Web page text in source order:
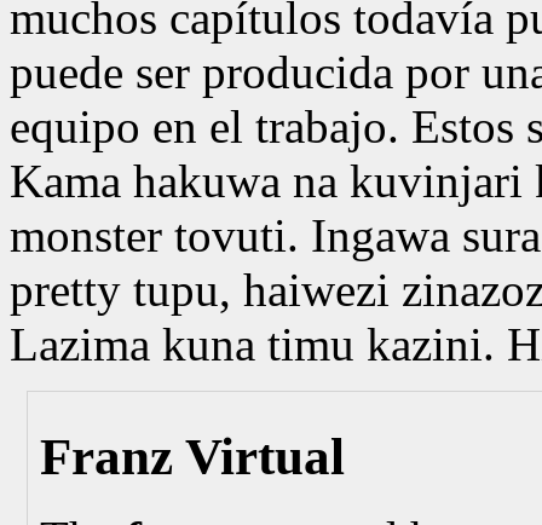
muchos capítulos todavía
puede ser producida por
equipo en el trabajo. Estos
Kama hakuwa na
monster tovuti. Ingawa
pretty tupu, haiwezi
Lazima kuna timu kazini.
Franz Virtual